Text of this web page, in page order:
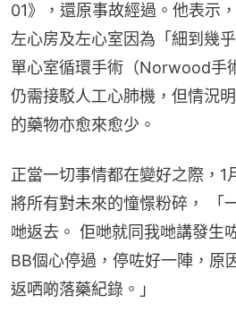
01》，還原事故經過。他表示
左心房及左心室因為「細到幾
單心室循環手術（Norwood手
仍需接駁人工心肺機，但情況
的藥物亦愈來愈少。
正當一切事情都在變好之際，1
將所有對未來的憧憬粉碎， 「
哋返去。 佢哋就同我哋講發生
BB個心停過，停咗好一陣，原
返哂啲落藥紀錄。」